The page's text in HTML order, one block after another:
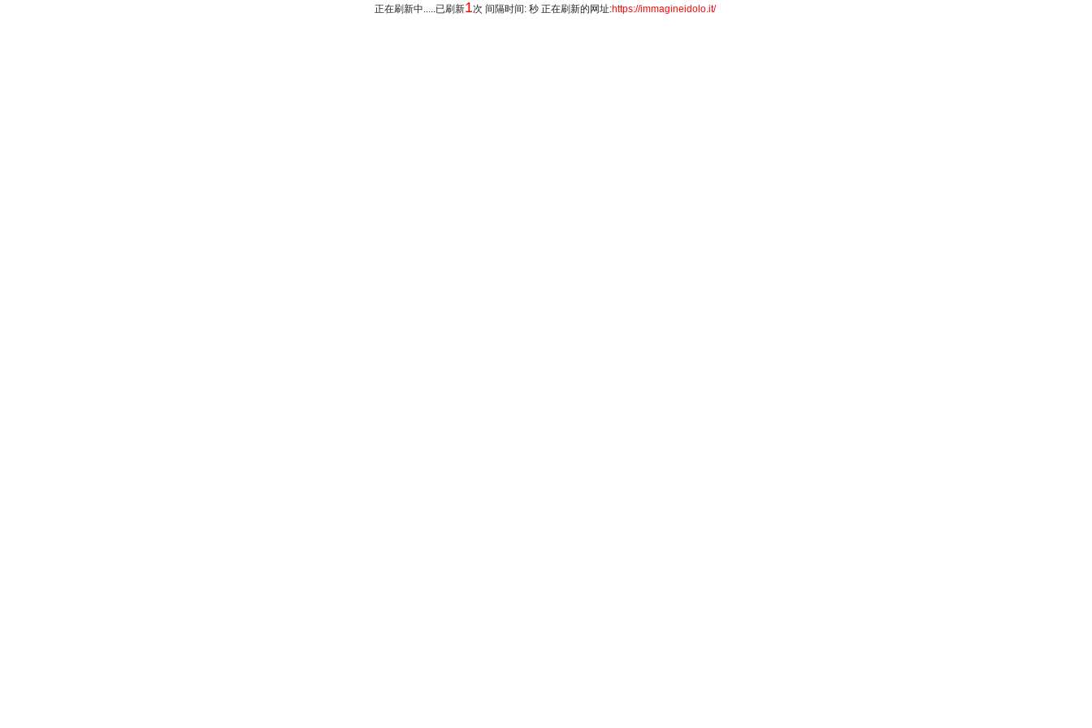
正在刷新中.....已刷新1次 间隔时间: 秒 正在刷新的网址:https://immagineidolo.it/